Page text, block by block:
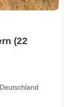
(22
Deutschland